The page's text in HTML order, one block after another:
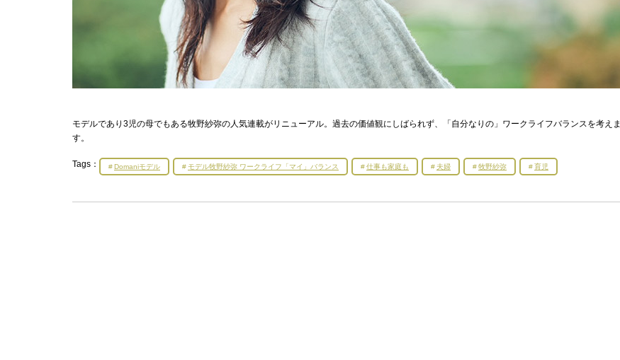
モデルであり3児の母でもある牧野紗弥の人気連載がリニューアル。過去の価値観にしばられず、「自分なりの」ワークライフバランスを考えま
す。
Tags： Domaniモデル モデル牧野紗弥 ワークライフ「マイ」バランス 仕事も家庭も 夫婦 牧野紗弥 育児